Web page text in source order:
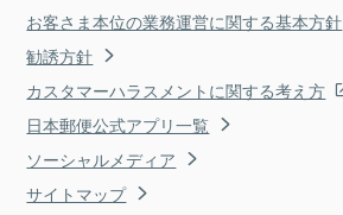
お客さま本位の業務運営に関する基本方針
勧誘方針
カスタマーハラスメントに関する考え方
日本郵便公式アプリ一覧
ソーシャルメディア
サイトマップ